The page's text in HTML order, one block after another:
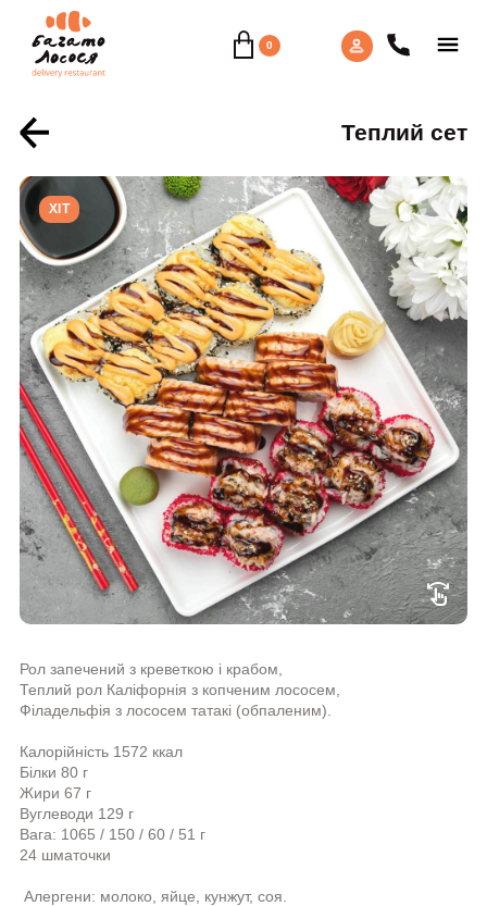
0
Теплий сет
swipe
ХIТ
Рол запечений з креветкою і крабом,
Теплий рол Каліфорнія з копченим лососем,
Філадельфія з лососем татакі (обпаленим).
Калорiйнiсть 1572 ккал
Бiлки 80 г
Жири 67 г
Вуглеводи 129 г
Вага: 1065 / 150 / 60 / 51 г
24 шматочки
Алергени: молоко, яйце, кунжут, соя.